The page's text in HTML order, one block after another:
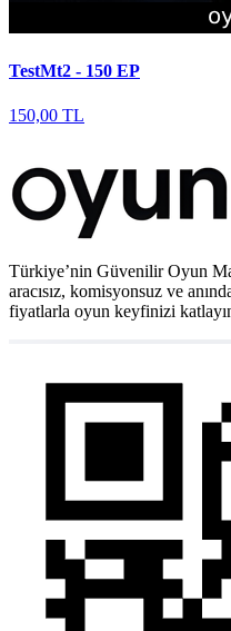
TestMt2 - 150 EP
150,00 TL
Türkiye’nin Güvenilir Oyun
aracısız, komisyonsuz ve
fiyatlarla oyun keyfinizi